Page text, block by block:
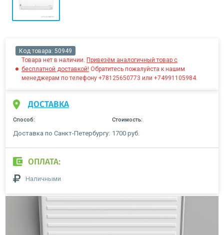
Код товара: 50949
Товара нет в наличии. Привезём аналогичный товар с
бесплатной доставкой! Обратитесь пожалуйста к нашим
менеджерам по телефону +78125650773 или +74991105984.
ДОСТАВКА
Способ: Стоимость:
Доставка по Санкт-Петербургу: 1700 руб.
ОПЛАТА:
Наличными